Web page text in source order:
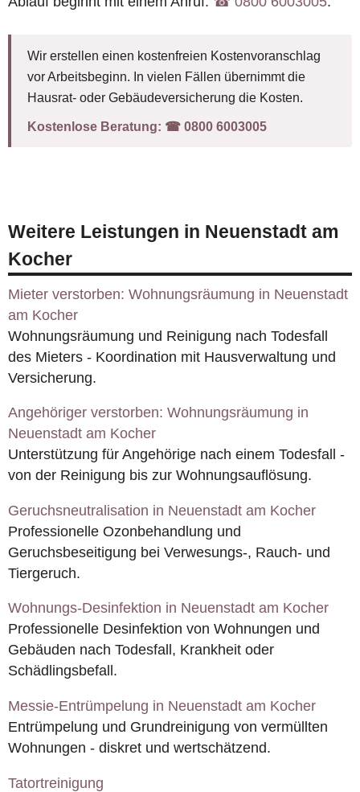
Wir erstellen einen kostenfreien Kostenvoranschlag
vor Arbeitsbeginn. In vielen Fällen übernimmt die
Hausrat- oder Gebäudeversicherung die Kosten.
Kostenlose Beratung: ☎︎ 0800 6003005
Weitere Leistungen in Neuenstadt am
Kocher
Mieter verstorben: Wohnungsräumung in Neuenstadt
am Kocher
Wohnungsräumung und Reinigung nach Todesfall
des Mieters - Koordination mit Hausverwaltung und
Versicherung.
Angehöriger verstorben: Wohnungsräumung in
Neuenstadt am Kocher
Unterstützung für Angehörige nach einem Todesfall -
von der Reinigung bis zur Wohnungsauflösung.
Geruchsneutralisation in Neuenstadt am Kocher
Professionelle Ozonbehandlung und
Geruchsbeseitigung bei Verwesungs-, Rauch- und
Tiergeruch.
Wohnungs-Desinfektion in Neuenstadt am Kocher
Professionelle Desinfektion von Wohnungen und
Gebäuden nach Todesfall, Krankheit oder
Schädlingsbefall.
Messie-Entrümpelung in Neuenstadt am Kocher
Entrümpelung und Grundreinigung von vermüllten
Wohnungen - diskret und wertschätzend.
Tatortreinigung